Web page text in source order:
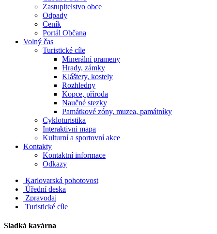
Zastupitelstvo obce
Odpady
Ceník
Portál Občana
Volný čas
Turistické cíle
Minerální prameny
Hrady, zámky
Kláštery, kostely
Rozhledny
Kopce, příroda
Naučné stezky
Památkové zóny, muzea, památníky
Cykloturistika
Interaktivní mapa
Kulturní a sportovní akce
Kontakty
Kontaktní informace
Odkazy
Karlovarská pohotovost
Úřední deska
Zpravodaj
Turistické cíle
Sladká kavárna